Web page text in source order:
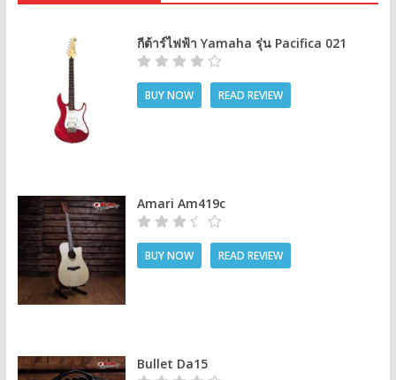
กีต้าร์ไฟฟ้า Yamaha รุ่น Pacifica 021
BUY NOW READ REVIEW
Amari Am419c
BUY NOW READ REVIEW
Bullet Da15